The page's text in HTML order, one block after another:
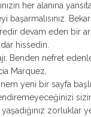
her alanına
başarmalısınız.
devam eden bir
hissedin.
Benden nefret
Marquez,
yeni bir sayfa